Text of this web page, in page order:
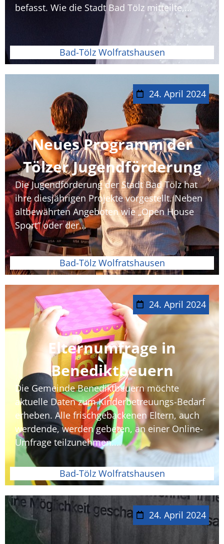
befasst. Wie die Stadt Bad Tölz mitteilte,...
Bad-Tölz Wolfratshausen
24. April 2024
Neues Programm der
Tölzer Jugendförderung
Die Jugendförderung der Stadt Bad Tölz hat
ihre diesjährigen Projekte vorgestellt. Neben
altbewährten Angeboten wie „Open House
Sport“ oder der...
Bad-Tölz Wolfratshausen
24. April 2024
Elternumfrage in
Benediktbeuern
Die Gemeinde Benediktbeuern möchte
aktuelle Daten zum Kinderbetreuungs-Bedarf
erheben. Alle frischgebackenen Eltern, auch
werdende, werden gebeten, an einer Online-
Umfrage teilzunehmen....
Bad-Tölz Wolfratshausen
24. April 2024